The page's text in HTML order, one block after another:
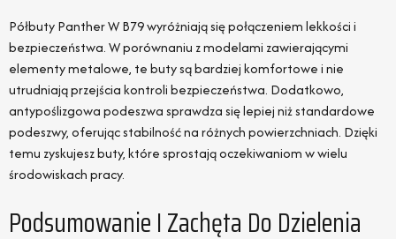
Półbuty Panther W B79 wyróżniają się połączeniem lekkości i
bezpieczeństwa. W porównaniu z modelami zawierającymi
elementy metalowe, te buty są bardziej komfortowe i nie
utrudniają przejścia kontroli bezpieczeństwa. Dodatkowo,
antypoślizgowa podeszwa sprawdza się lepiej niż standardowe
podeszwy, oferując stabilność na różnych powierzchniach. Dzięki
temu zyskujesz buty, które sprostają oczekiwaniom w wielu
środowiskach pracy.
Podsumowanie I Zachęta Do Dzielenia